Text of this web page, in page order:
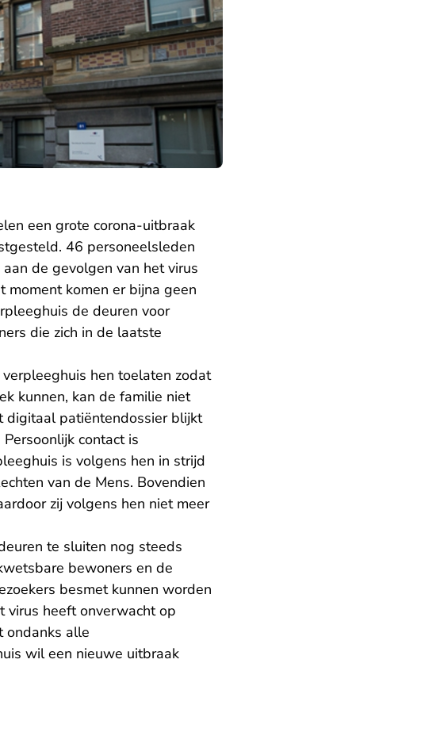
een grote corona-uitbraak
46 personeelsleden
de gevolgen van het virus
komen er bijna geen
de deuren voor
die zich in de laatste
hen toelaten zodat
kunnen, kan de familie niet
digitaal patiëntendossier blijkt
contact is
is volgens hen in strijd
van de Mens. Bovendien
zij volgens hen niet meer
te sluiten nog steeds
bewoners en de
besmet kunnen worden
virus heeft onverwacht op
ondanks alle
wil een nieuwe uitbraak